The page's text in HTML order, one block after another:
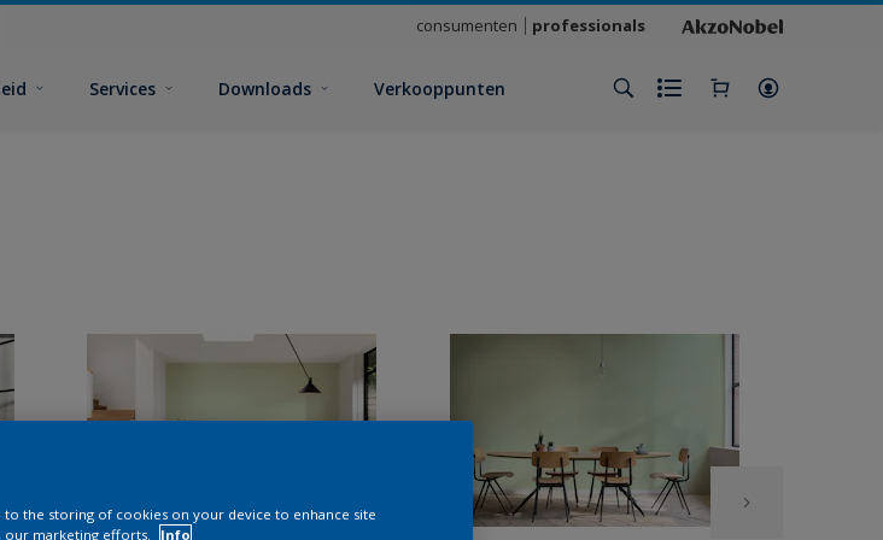
consumenten professionals
Services Downloads Verkooppunten
to the storing of cookies on your device to enhance site
our marketing efforts.
Info